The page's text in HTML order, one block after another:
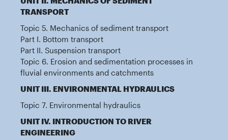
TRANSPORT
Topic 5. Mechanics of sediment transport
Part I. Bottom transport
Part II. Suspension transport
Topic 6. Erosion and sedimentation processes in
fluvial environments and catchments
UNIT III. ENVIRONMENTAL HYDRAULICS
Topic 7. Environmental hydraulics
UNIT IV. INTRODUCTION TO RIVER
ENGINEERING